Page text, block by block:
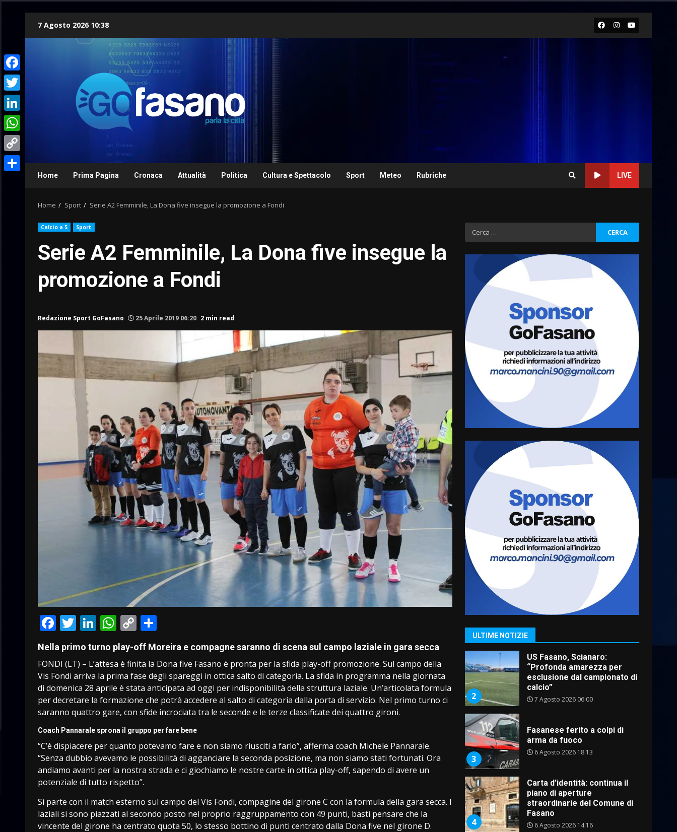
7 Agosto 2026 10:38 Facebook
Instagram
Youtube
Home Prima Pagina Cronaca Attualità Politica Cultura e Spettacolo Sport Meteo Rubriche LIVE
Home Sport Serie A2 Femminile, La Dona five insegue la promozione a Fondi
Calcio a 5 Sport
Serie A2 Femminile, La Dona five insegue la
promozione a Fondi
Redazione Sport GoFasano 25 Aprile 2019 06:20 2 min read
Facebook
Twitter
LinkedIn
WhatsApp
Copy
Link
Nella primo turno play-off Moreira e compagne saranno di scena sul campo laziale in gara secca
FONDI (LT) – L’attesa è finita la Dona five Fasano è pronta per la sfida play-off promozione. Sul campo della
Vis Fondi arriva la prima fase degli spareggi in ottica salto di categoria. La sfida in programma nella giornata
di domenica 28 aprile è stata anticipata ad oggi per indisponibilità della struttura laziale. Un’articolata formula
per decretare la formazione che potrà accedere al salto di categoria dalla porta di servizio. Nel primo turno ci
saranno quattro gare, con sfide incrociata tra le seconde e le terze classificate dei quattro gironi.
Coach Pannarale sprona il gruppo per fare bene
“C’è dispiacere per quanto potevamo fare e non siamo riusciti a farlo”, afferma coach Michele Pannarale.
“Senza dubbio avevamo le possibilità di agganciare la seconda posizione, ma non siamo stati fortunati. Ora
andiamo avanti per la nostra strada e ci giochiamo le nostre carte in ottica play-off, sapendo di avere un
potenziale di tutto rispetto”.
Si parte con il match esterno sul campo del Vis Fondi, compagine del girone C con la formula della gara secca. I
laziali si sono piazzati al secondo posto nel proprio raggruppamento con 49 punti, basti pensare che la
vincente del girone ha centrato quota 50, lo stesso bottino di punti centrato dalla Dona five nel girone D.
Ricerca
per:
ULTIME NOTIZIE
Fasanese ferito a colpi di
arma da fuoco
6 Agosto 2026 18:13
4
Carta d’identità: continua il
piano di aperture
straordinarie del Comune di
Fasano
6 Agosto 2026 14:16
5
Grazia Neglia, coordinatrice
cittadina di Fratelli d’Italia,
pronta a tornare in Consiglio
6 Agosto 2026 08:00
Cura dei beni comuni e
cittadinanza attiva: online
l’avviso per la gestione
condivisa della Villetta di
Laureto
6 Agosto 2026 06:20
7
La magia del Minareto e la
prima assoluta de “L’Albergo
Belvedere. Il rapimento”
6 Agosto 2026 06:15
1
“I Contestatori: Musica di
Rivoluzione”: nuovo
appuntamento con “Fasano in
2
US Fasano, Scianaro:
“Profonda amarezza per
esclusione dal campionato di
calcio”
7 Agosto 2026 06:00
3
Fasanese ferito a colpi di
arma da fuoco
6 Agosto 2026 18:13
4
Carta d’identità: continua il
piano di aperture
straordinarie del Comune di
Fasano
6 Agosto 2026 14:16
Facebook
Twitter
LinkedIn
WhatsApp
Copy